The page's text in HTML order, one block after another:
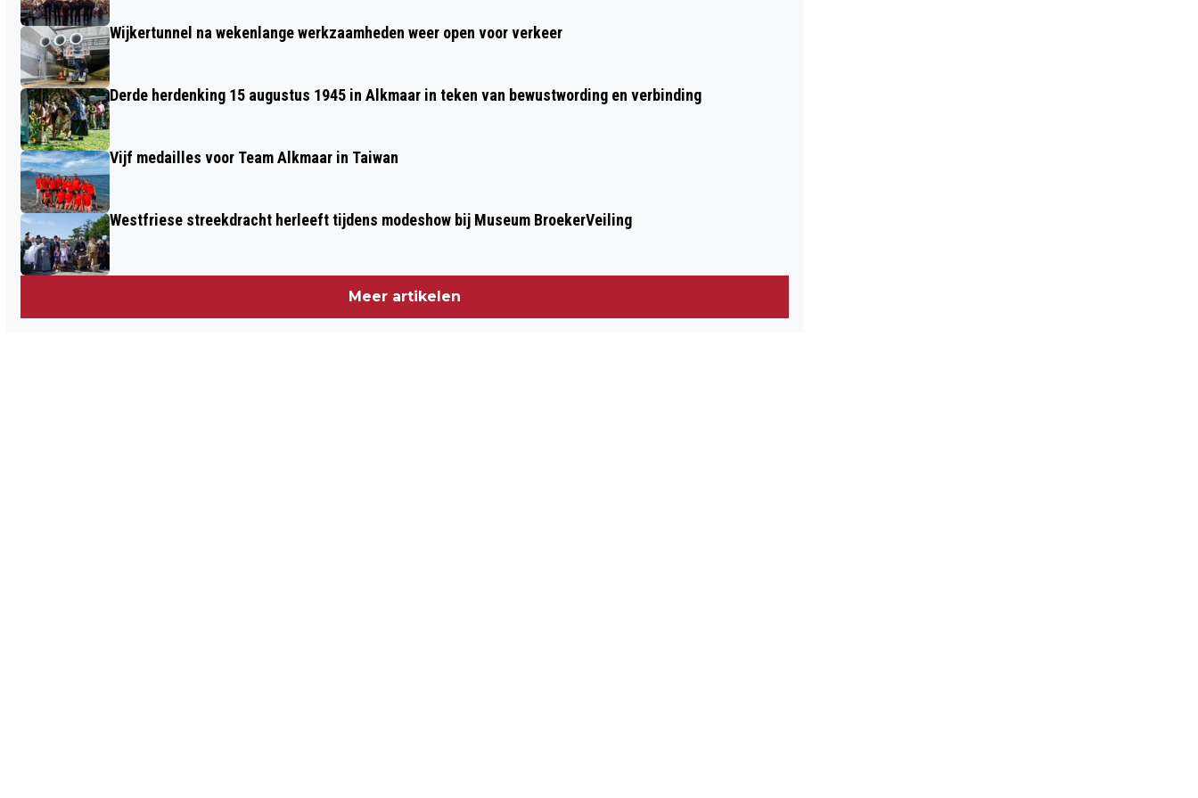
Wijkertunnel na wekenlange werkzaamheden weer open voor verkeer
Derde herdenking 15 augustus 1945 in Alkmaar in teken van bewustwording en verbinding
Vijf medailles voor Team Alkmaar in Taiwan
Westfriese streekdracht herleeft tijdens modeshow bij Museum BroekerVeiling
Meer artikelen